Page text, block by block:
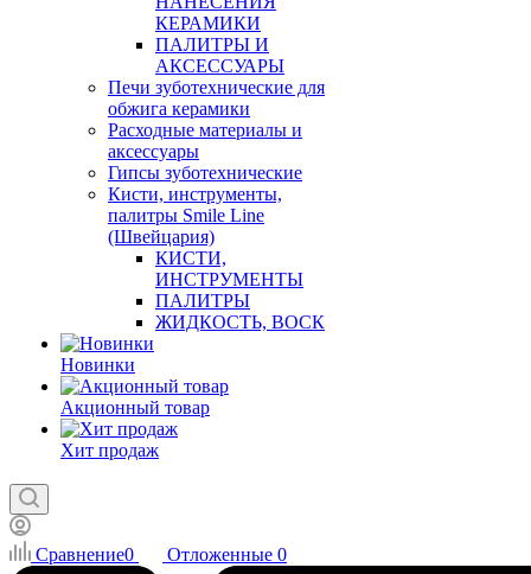
КЕРАМИКИ
ПАЛИТРЫ И
АКСЕССУАРЫ
Печи зуботехнические для
обжига керамики
Расходные материалы и
аксессуары
Гипсы зуботехнические
Кисти, инструменты,
палитры Smile Line
(Швейцария)
КИСТИ,
ИНСТРУМЕНТЫ
ПАЛИТРЫ
ЖИДКОСТЬ, ВОСК
Новинки
Акционный товар
Хит продаж
Сравнение0 Отложенные 0